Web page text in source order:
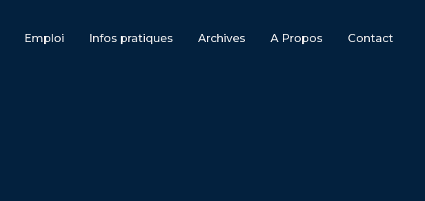
Emploi Infos pratiques Archives A Propos Contact